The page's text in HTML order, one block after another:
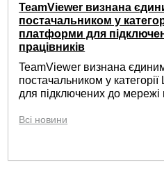
TeamViewer визнана
постачальником у
платформи для
працівників
TeamViewer визнана
постачальником у
для підключених до мережі
Всі новини